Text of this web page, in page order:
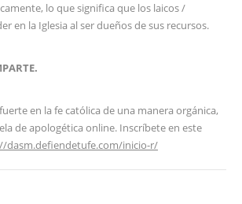
lo que significa que los laicos /
en la Iglesia al ser dueños de sus recursos.
en la fe católica de una manera orgánica,
de apologética online. Inscríbete en este
dasm.defiendetufe.com/inicio-r/